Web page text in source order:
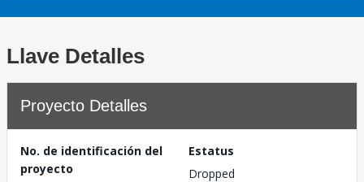
Llave Detalles
Proyecto Detalles
No. de identificación del
proyecto
Estatus
Dropped